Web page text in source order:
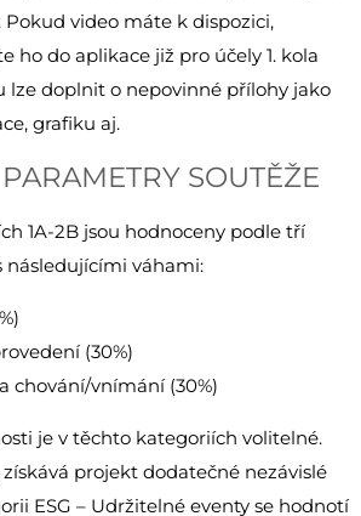
Pokud video máte k dispozici,
ho do aplikace již pro účely 1. kola
lze doplnit o nepovinné přílohy jako
grafiku aj.
SOUTĚŽE
1A-2B jsou hodnoceny podle tří
váhami:
(30%)
chování/vnímání (30%)
je v těchto kategoriích volitelné.
projekt dodatečné nezávislé
ESG – Udržitelné eventy se hodnotí